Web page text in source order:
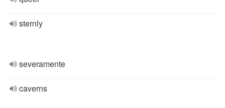
sternly
severamente
caverns